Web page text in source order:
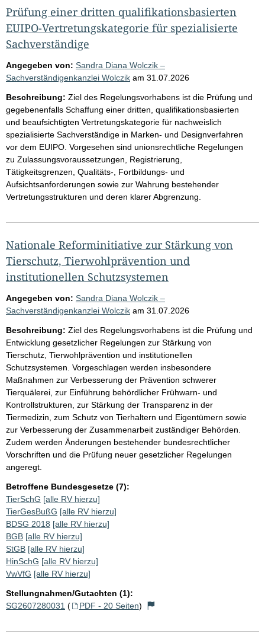
Prüfung einer dritten qualifikationsbasierten
EUIPO-Vertretungskategorie für spezialisierte
Sachverständige
Angegeben von: Sandra Diana Wolczik –
Sachverständigenkanzlei Wolczik am 31.07.2026
Beschreibung: Ziel des Regelungsvorhabens ist die Prüfung und
gegebenenfalls Schaffung einer dritten, qualifikationsbasierten
und beaufsichtigten Vertretungskategorie für nachweislich
spezialisierte Sachverständige in Marken- und Designverfahren
vor dem EUIPO. Vorgesehen sind unionsrechtliche Regelungen
zu Zulassungsvoraussetzungen, Registrierung,
Tätigkeitsgrenzen, Qualitäts-, Fortbildungs- und
Aufsichtsanforderungen sowie zur Wahrung bestehender
Vertretungsstrukturen und deren klarer Abgrenzung.
Nationale Reforminitiative zur Stärkung von
Tierschutz, Tierwohlprävention und
institutionellen Schutzsystemen
Angegeben von: Sandra Diana Wolczik –
Sachverständigenkanzlei Wolczik am 31.07.2026
Beschreibung: Ziel des Regelungsvorhabens ist die Prüfung und
Entwicklung gesetzlicher Regelungen zur Stärkung von
Tierschutz, Tierwohlprävention und institutionellen
Schutzsystemen. Vorgeschlagen werden insbesondere
Maßnahmen zur Verbesserung der Prävention schwerer
Tierquälerei, zur Einführung behördlicher Frühwarn- und
Kontrollstrukturen, zur Stärkung der Transparenz in der
Tiermedizin, zum Schutz von Tierhaltern und Eigentümern sowie
zur Verbesserung der Zusammenarbeit zuständiger Behörden.
Zudem werden Änderungen bestehender bundesrechtlicher
Vorschriften und die Prüfung neuer gesetzlicher Regelungen
angeregt.
Betroffene Bundesgesetze (7):
TierSchG [alle RV hierzu]
TierGesBußG [alle RV hierzu]
BDSG 2018 [alle RV hierzu]
BGB [alle RV hierzu]
StGB [alle RV hierzu]
HinSchG [alle RV hierzu]
VwVfG [alle RV hierzu]
Stellungnahmen/Gutachten (1):
SG2607280031 ( PDF - 20 Seiten)